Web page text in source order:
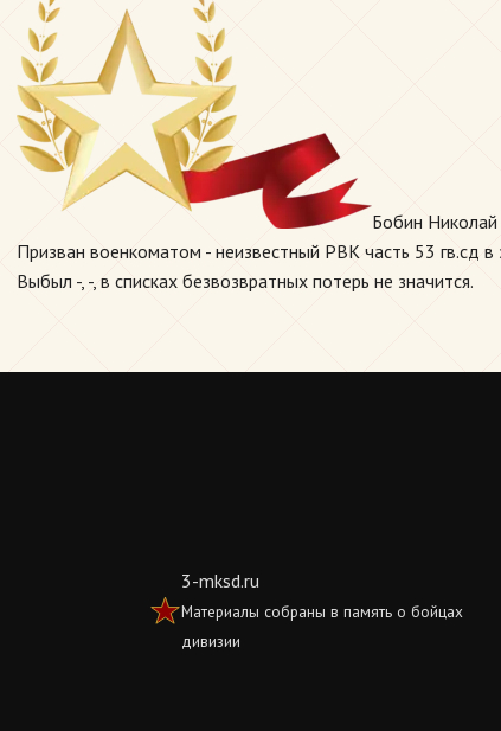
Бобин
Призван военкоматом - неизвестный РВК часть 53 гв.сд в
Выбыл -, -, в списках безвозвратных потерь не значится.
3-mksd.ru
Материалы собраны в память о бойцах
дивизии